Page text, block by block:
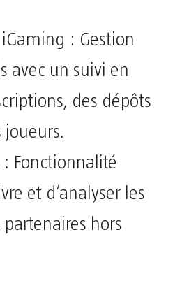
: Gestion
avec un suivi en
des dépôts
joueurs.
: Fonctionnalité
et d’analyser les
hors